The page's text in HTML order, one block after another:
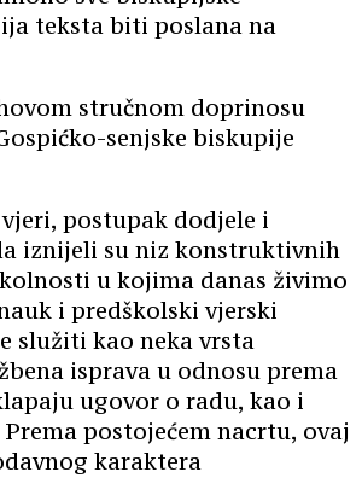
teksta biti poslana na
stručnom doprinosu
senjske biskupije
postupak dodjele i
iznijeli su niz konstruktivnih
u kojima danas živimo
i predškolski vjerski
služiti kao neka vrsta
isprava u odnosu prema
ugovor o radu, kao i
postojećem nacrtu, ovaj
karaktera